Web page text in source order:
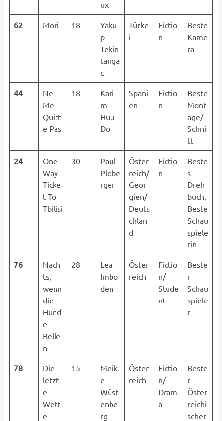
ux
62 Mori 18
Yaku
p
Tekin
tanga
c
Türke
i
Fictio
n
Beste
Kame
ra
44
Ne
Me
Quitt
e Pas
18
Kari
m
Huu
Do
Spani
en
Fictio
n
Beste
Mont
age/
Schni
tt
24
One
Way
Ticke
t To
Tbilisi
30
Paul
Plobe
rger
Öster
reich/
Geor
gien/
Deuts
chlan
d
Fictio
n
Beste
s
Dreh
buch,
Beste
Schau
spiele
rin
76
Nach
ts,
wenn
die
Hund
e
Belle
n
28
Lea
Imbo
den
Öster
reich
Fictio
n/
Stude
nt
Beste
r
Schau
spiele
r
78
Die
letzt
e
Wett
e
15
Meik
e
Wüst
enbe
rg
Öster
reich
Fictio
n/
Dram
a
Beste
r
Öster
reichi
scher